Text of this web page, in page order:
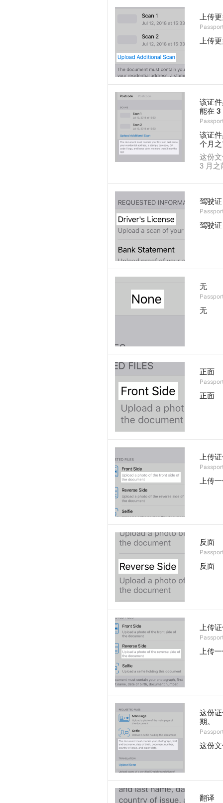
上传
上传
该证
能在 3
该证
个月
这份
3 月之
驾驶证
驾驶证
无
无
正面
正面
上传
上传
反面
反面
上传
上传
这份
期。
这份
翻译